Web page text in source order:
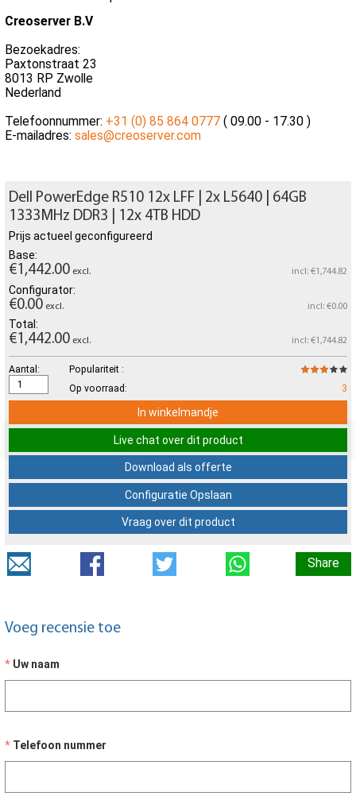
Creoserver B.V
Bezoekadres:
Paxtonstraat 23
8013 RP Zwolle
Nederland
Telefoonnummer: +31 (0) 85 864 0777 ( 09.00 - 17.30 )
E-mailadres: sales@creoserver.com
Dell PowerEdge R510 12x LFF | 2x L5640 | 64GB
1333MHz DDR3 | 12x 4TB HDD
Prijs actueel geconfigureerd
Base:
€1,442.00 excl. incl: €1,744.82
Configurator:
€0.00 excl. incl: €0.00
Total:
€1,442.00 excl. incl: €1,744.82
Aantal:
Populariteit :
Op voorraad:
3
In winkelmandje
Live chat over dit product
Download als offerte
Configuratie Opslaan
Vraag over dit product
Share
Voeg recensie toe
Uw naam
Telefoon nummer